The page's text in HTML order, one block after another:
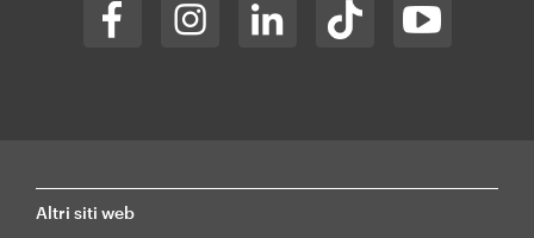
Altri siti web